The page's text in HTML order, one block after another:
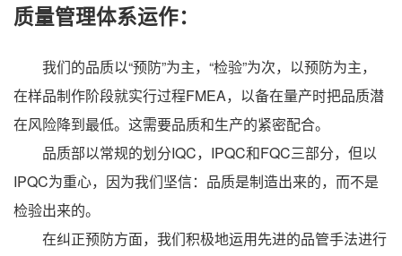
质量管理体系运作：
我们的品质以“预防”为主，“检验”为次，以预防为主，
在样品制作阶段就实行过程FMEA，以备在量产时把品质潜
在风险降到最低。这需要品质和生产的紧密配合。
品质部以常规的划分IQC，IPQC和FQC三部分，但以
IPQC为重心，因为我们坚信：品质是制造出来的，而不是
检验出来的。
在纠正预防方面，我们积极地运用先进的品管手法进行